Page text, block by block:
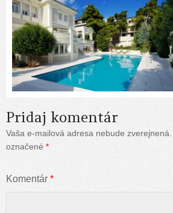
Pridaj komentár
Vaša e-mailová adresa nebude zverejnená.
označené *
Komentár *